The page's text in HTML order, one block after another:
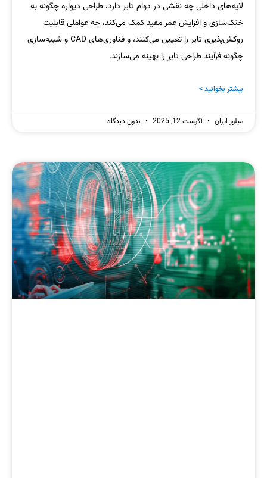
لایه‌های داخلی چه نقشی در دوام تایر دارد، طراحی دیواره چگونه به
خنک‌سازی و افزایش عمر مفید کمک می‌کند، چه عواملی قابلیت
روکش‌پذیری تایر را تعیین می‌کنند، و فناوری‌های CAD و شبیه‌سازی
چگونه فرآیند طراحی تایر را بهینه می‌سازند.
بیشتر بخوانید >
میلور ایران آگوست 12, 2025 بدون دیدگاه